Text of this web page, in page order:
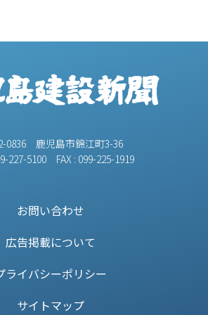
0836 鹿児島市錦江町3-36
227-5100 FAX : 099-225-1919
お問い合わせ
広告掲載について
ライバシーポリシー
サイトマップ